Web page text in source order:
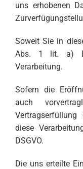
uns erhobenen
Soweit Sie in
Abs. 1 lit. a)
Verarbeitung.
Sofern die
auch
diese
DSGVO.
Die uns erteilte